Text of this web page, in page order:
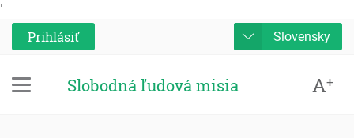
'
Prihlásiť
Slovensky
Slobodná ľudová misia A+